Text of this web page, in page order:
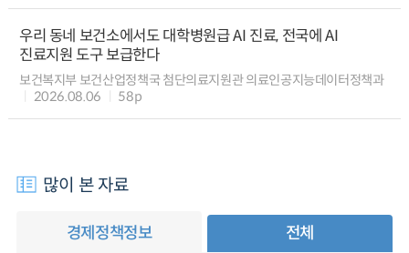
우리 동네 보건소에서도 대학병원급 AI 진료, 전국에 AI
진료지원 도구 보급한다
보건복지부 보건산업정책국 첨단의료지원관 의료인공지능데이터정책과
2026.08.06
58p
많이 본 자료
경제정책정보 전체